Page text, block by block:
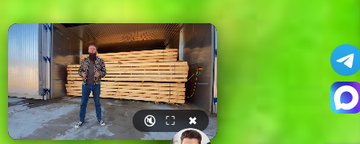
🔇 ⛶ ✖